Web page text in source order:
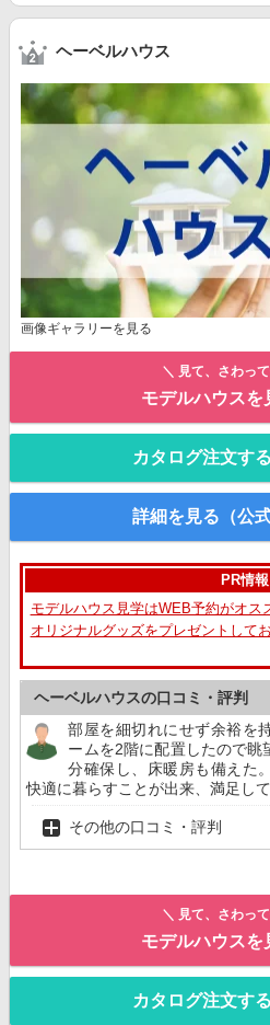
ヘーベルハウス
画像ギャラリーを見る
＼ 見て、さわっ
モデルハウスを
カタログ注文す
詳細を見る（公式
PR情報
モデルハウス見学はWEB予約がオス
オリジナルグッズをプレゼントして
ヘーベルハウスの口コミ・評判
部屋を細切れにせず余裕を
ームを2階に配置したので眺
分確保し、床暖房も備えた
快適に暮らすことが出来、満足し
その他の口コミ・評判
＼ 見て、さわっ
モデルハウスを
カタログ注文す